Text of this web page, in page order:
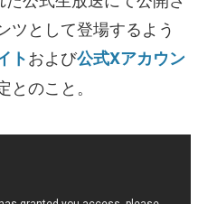
ツとして登場するよう
トおよび公式Xアカウン
のこと。